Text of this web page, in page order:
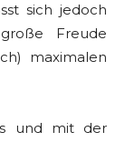
sich jedoch
Freude
maximalen
und mit der